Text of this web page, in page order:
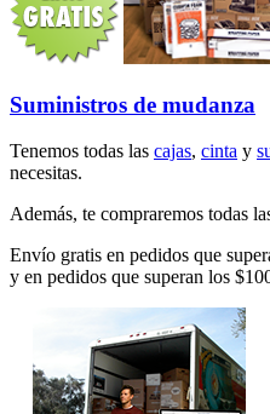
Suministros de mudanza
Tenemos todas las cajas, cinta y
necesitas.
Además, te compraremos todas
Envío gratis en pedidos que
y en pedidos que superan los